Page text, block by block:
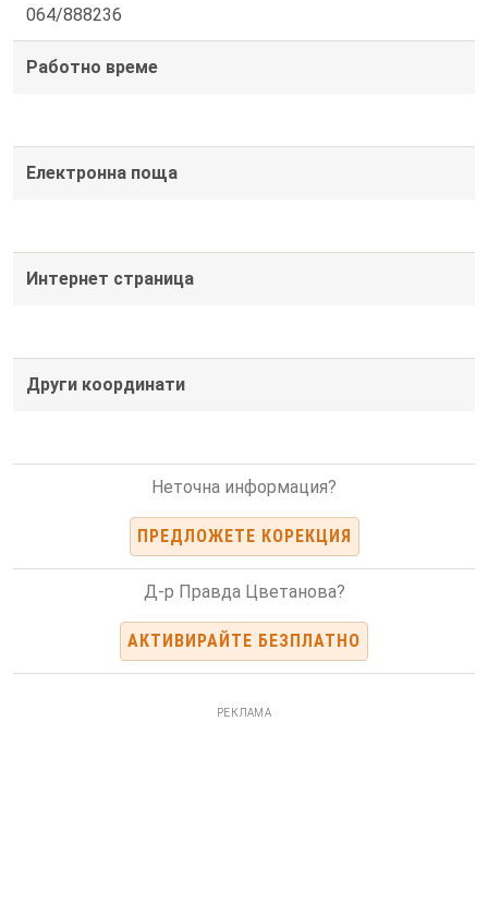
064/888236
Работно време
Електронна поща
Интернет страница
Други координати
Неточна информация?
ПРЕДЛОЖЕТЕ КОРЕКЦИЯ
Д-р Правда Цветанова?
АКТИВИРАЙТЕ БЕЗПЛАТНО
РЕКЛАМА